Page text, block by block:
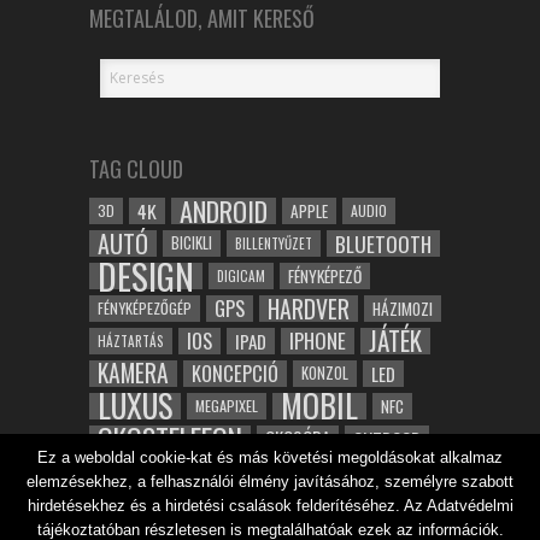
MEGTALÁLOD, AMIT KERESŐ
TAG CLOUD
3D 4K ANDROID APPLE AUDIO
AUTÓ BICIKLI BILLENTYŰZET BLUETOOTH
DESIGN DIGICAM FÉNYKÉPEZŐ
FÉNYKÉPEZŐGÉP GPS HARDVER HÁZIMOZI
HÁZTARTÁS IOS IPAD IPHONE JÁTÉK
KAMERA KONCEPCIÓ KONZOL LED
LUXUS MEGAPIXEL MOBIL NFC
OKOSTELEFON OKOSÓRA OUTDOOR
ROBOT SAMSUNG SPORT TABLET
TESZT VIDEÓ VÍZÁLLÓ WIFI ZENE ZÖLD
Ez a weboldal cookie-kat és más követési megoldásokat alkalmaz
elemzésekhez, a felhasználói élmény javításához, személyre szabott
hirdetésekhez és a hirdetési csalások felderítéséhez. Az Adatvédelmi
tájékoztatóban részletesen is megtalálhatóak ezek az információk.